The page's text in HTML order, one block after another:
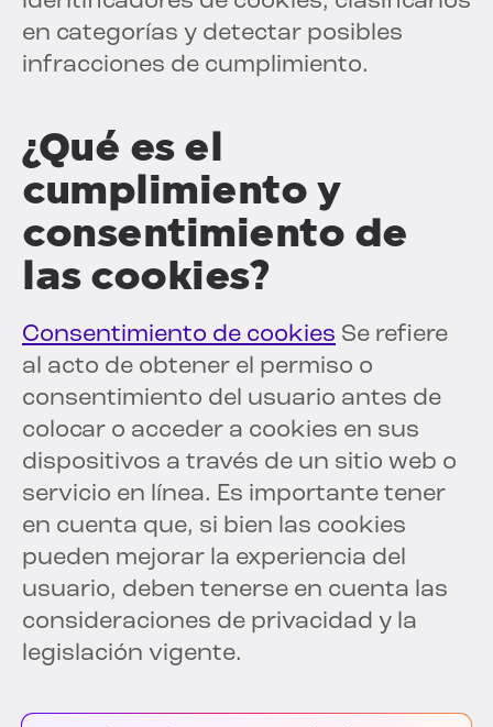
en categorías y detectar posibles
infracciones de cumplimiento.
¿Qué es el
cumplimiento y
consentimiento de
las cookies?
Consentimiento de cookies Se refiere
al acto de obtener el permiso o
consentimiento del usuario antes de
colocar o acceder a cookies en sus
dispositivos a través de un sitio web o
servicio en línea. Es importante tener
en cuenta que, si bien las cookies
pueden mejorar la experiencia del
usuario, deben tenerse en cuenta las
consideraciones de privacidad y la
legislación vigente.